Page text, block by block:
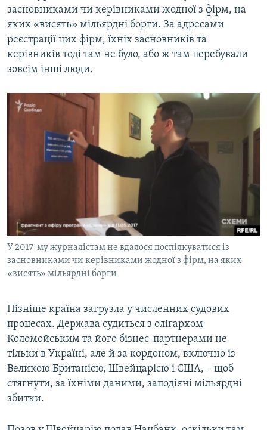
засновниками чи керівниками жодної з фірм, на
яких «висять» мільярдні борги. За адресами
реєстрації цих фірм, їхніх засновників та
керівників тоді там не було, або ж там перебували
зовсім інші люди.
У 2017-му журналістам не вдалося поспілкуватися із
засновниками чи керівниками жодної з фірм, на яких
«висять» мільярдні борги
​Пізніше країна загрузла у численних судових
процесах. Держава судиться з олігархом
Коломойським та його бізнес-партнерами не
тільки в Україні, але й за кордоном, включно із
Великою Британією, Швейцарією і США, – щоб
стягнути, за їхніми даними, заподіяні мільярдні
збитки.